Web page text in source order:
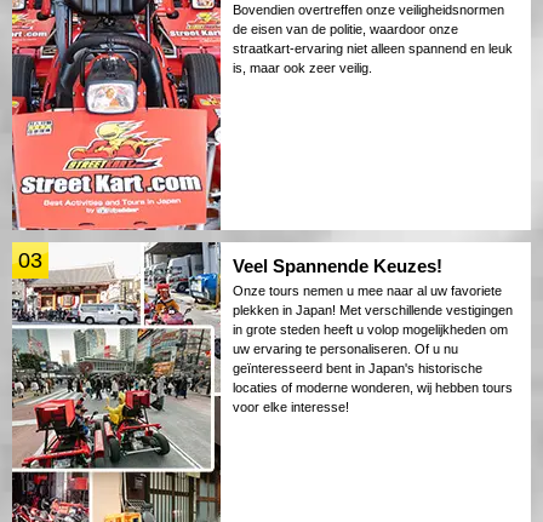
Bovendien overtreffen onze veiligheidsnormen
de eisen van de politie, waardoor onze
straatkart-ervaring niet alleen spannend en leuk
is, maar ook zeer veilig.
03 Veel Spannende Keuzes!
Onze tours nemen u mee naar al uw favoriete
plekken in Japan! Met verschillende vestigingen
in grote steden heeft u volop mogelijkheden om
uw ervaring te personaliseren. Of u nu
geïnteresseerd bent in Japan's historische
locaties of moderne wonderen, wij hebben tours
voor elke interesse!